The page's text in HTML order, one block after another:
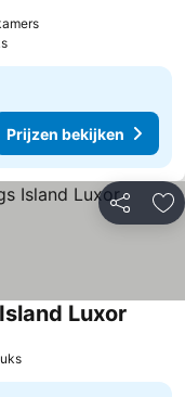
Prijzen bekijken
Prijzen bekijken
Delen
Luxor